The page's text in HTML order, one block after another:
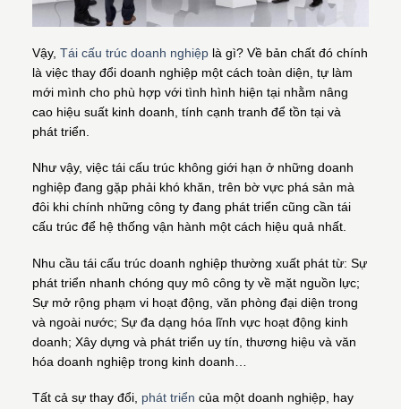
Vậy,Tái cấu trúc doanh nghiệp là gì? Về bản chất đó chính
là việc thay đổi doanh nghiệp một cách toàn diện, tự làm
mới mình cho phù hợp với tình hình hiện tại nhằm nâng
cao hiệu suất kinh doanh, tính cạnh tranh để tồn tại và
phát triển.
Như vậy, việc tái cấu trúc không giới hạn ở những doanh
nghiệp đang gặp phải khó khăn, trên bờ vực phá sản mà
đôi khi chính những công ty đang phát triển cũng cần tái
cấu trúc để hệ thống vận hành một cách hiệu quả nhất.
Nhu cầu tái cấu trúc doanh nghiệp thường xuất phát từ: Sự
phát triển nhanh chóng quy mô công ty về mặt nguồn lực;
Sự mở rộng phạm vi hoạt động, văn phòng đại diện trong
và ngoài nước; Sự đa dạng hóa lĩnh vực hoạt động kinh
doanh; Xây dựng và phát triển uy tín, thương hiệu và văn
hóa doanh nghiệp trong kinh doanh…
Tất cả sự thay đổi, phát triển của một doanh nghiệp, hay